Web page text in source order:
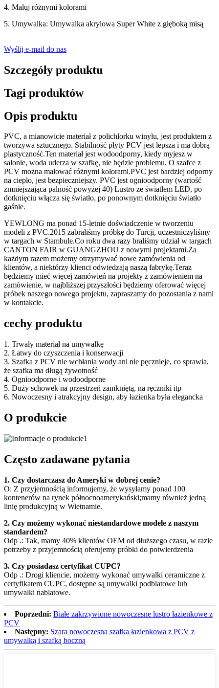
4. Maluj różnymi kolorami
5. Umywalka: Umywalka akrylowa Super White z głęboką misą
Wyślij e-mail do nas
Szczegóły produktu
Tagi produktów
Opis produktu
PVC, a mianowicie materiał z polichlorku winylu, jest produktem z
tworzywa sztucznego. Stabilność płyty PCV jest lepsza i ma dobrą
plastyczność.Ten materiał jest wodoodporny, kiedy myjesz w
salonie, woda uderza w szafkę, nie będzie problemu. O szafce z
PCV można malować różnymi kolorami.PVC jest bardziej odporny
na ciepło, jest bezpieczniejszy. PVC jest ognioodporny (wartość
zmniejszająca palność powyżej 40) Lustro ze światłem LED, po
dotknięciu włącza się światło, po ponownym dotknięciu światło
gaśnie.
YEWLONG ma ponad 15-letnie doświadczenie w tworzeniu
modeli z PVC.2015 zabraliśmy próbkę do Turcji, uczestniczyliśmy
w targach w Stambule.Co roku dwa razy braliśmy udział w targach
CANTON FAIR w GUANGZHOU z nowymi projektami.Za
każdym razem możemy otrzymywać nowe zamówienia od
klientów, a niektórzy klienci odwiedzają naszą fabrykę.Teraz
będziemy mieć więcej zamówień na projekty z zamówieniem na
zamówienie, w najbliższej przyszłości będziemy oferować więcej
próbek naszego nowego projektu, zapraszamy do pozostania z nami
w kontakcie.
cechy produktu
1. Trwały materiał na umywalkę
2. Łatwy do czyszczenia i konserwacji
3. Szafka z PCV nie wchłania wody ani nie pęcznieje, co sprawia,
że ​​szafka ma długą żywotność
4. Ognioodporne i wodoodporne
5. Duży schowek na przestrzeń zamkniętą, na ręczniki itp
6. Nowoczesny i atrakcyjny design, aby łazienka była elegancka
O produkcie
Często zadawane pytania
1. Czy dostarczasz do Ameryki w dobrej cenie?
O: Z przyjemnością informujemy, że wysyłamy ponad 100
kontenerów na rynek północnoamerykański;mamy również jedną
linię produkcyjną w Wietnamie.
2. Czy możemy wykonać niestandardowe modele z naszym
standardem?
Odp .: Tak, mamy 40% klientów OEM od dłuższego czasu, w razie
potrzeby z przyjemnością oferujemy próbki do potwierdzenia
3. Czy posiadasz certyfikat CUPC?
Odp .: Drogi kliencie, możemy wykonać umywalki ceramiczne z
certyfikatem CUPC, dostępne są umywalki podblatowe lub
umywalki nablatowe.
Poprzedni: Białe zakrzywione nowoczesne lustro łazienkowe z
PCV
Następny: Szara nowoczesna szafka łazienkowa z PCV z
umywalką i szafką boczną